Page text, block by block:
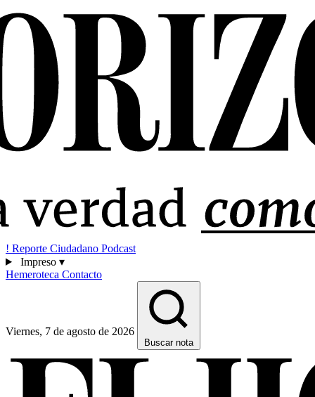
! Reporte Ciudadano Podcast
Impreso ▾
Hemeroteca Contacto
Viernes, 7 de agosto de 2026
Buscar nota